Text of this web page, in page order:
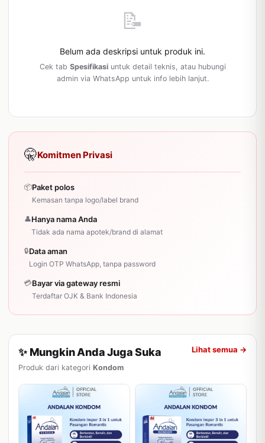
📝
Belum ada deskripsi untuk produk ini.
Cek tab Spesifikasiuntuk detail teknis, atau hubungi
admin via WhatsApp untuk info lebih lanjut.
🤫Komitmen Privasi
📦Paket polos
Kemasan tanpa logo/label brand
👤Hanya nama Anda
Tidak ada nama apotek/brand di alamat
🔒Data aman
Login OTP WhatsApp, tanpa password
💳Bayar via gateway resmi
Terdaftar OJK & Bank Indonesia
✨ Mungkin Anda Juga Suka
Produk dari kategori Kondom
Lihat semua →